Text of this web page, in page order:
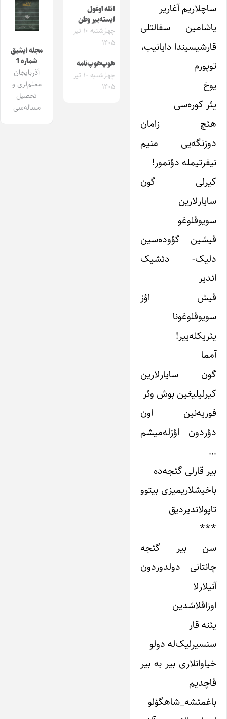
ساچلاریم آغاریر
یاشامین سفالتلی
قارشیسیندا دایانیب،
توپورم
یوخ
یئر کوره‌سی
هئچ زامان
دوزنگه‌یی منیم
نیفرتیمله دؤنمور!
کیرلی گون
سایارلارین
سویوقلوغو
قیشین گؤوده‌سین
دلیک- دئشیک
ائدیر
قیش اؤز
سویوقلوغونا
یئریکله‌ییر!
آمما
گون سایارلارین
کیرلیلیغین بوش وئر
فوریه‌نین اون
دؤردون اؤزله‌میشم
…
بیر قارلی گئجه‌ده
باخیشلاریمیزی بیتوو
تاپولاندیردیق
***
سن بیر گئجه
چانتانی دولدوردون
آنیلارلا
اوزاقلاشدین
یئنه قار
سنسیرلیک‌له دولو
خیاوانلاری بیر به بیر
قاچدیم
باغمئشه_شاهگؤلو
ائله اوغول
ایسته‌ییر وطن
چهارشنبه ۱۰ تیر
۱۴۰۵
هوپ‌هوپ‌نامه
چهارشنبه ۱۰ تیر
۱۴۰۵
مجله ایشیق
شماره 1
آذربایجان
معلم‌لری و
تحصیل
مساله‌سی